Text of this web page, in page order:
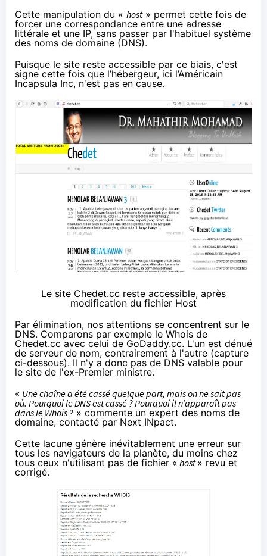
Cette manipulation du « host» permet cette fois de
forcer une correspondance entre une adresse
littérale et une IP, sans passer par l'habituel système
des noms de domaine (DNS).
Puisque le site reste accessible par ce biais, c'est
signe cette fois que l’hébergeur, ici l’Américain
Incapsula Inc, n'est pas en cause.
Le site Chedet.cc reste accessible, après
modification du fichier Host
Par élimination, nos attentions se concentrent sur le
DNS. Comparons par exemple le Whois de
Chedet.cc avec celui de GoDaddy.cc. L'un est dénué
de serveur de nom, contrairement à l'autre (capture
ci-dessous). Il n'y a donc pas de DNS valable pour
le site de l'ex-Premier ministre.
« Une chaîne a été cassé quelque part, mais on ne sait pas
où. Pourquoi le DNS est cassé ? Pourquoi il n’apparaît pas
dans le Whois ? » commente un expert des noms de
domaine, contacté par Next INpact.
Cette lacune génère inévitablement une erreur sur
tous les navigateurs de la planète, du moins chez
tous ceux n'utilisant pas de fichier « host» revu et
corrigé.